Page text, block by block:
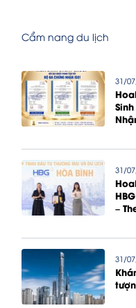
Cẩm nang du lịch
31/
31/
–
31/